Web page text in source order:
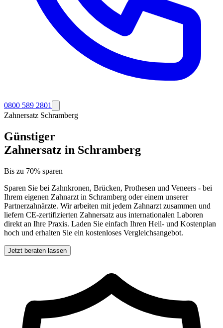
0800 589 2801
Zahnersatz Schramberg
Günstiger
Zahnersatz in Schramberg
Bis zu 70% sparen
Sparen Sie bei Zahnkronen, Brücken, Prothesen und Veneers - bei
Ihrem eigenen Zahnarzt in Schramberg oder einem unserer
Partnerzahnärzte. Wir arbeiten mit jedem Zahnarzt zusammen und
liefern CE-zertifizierten Zahnersatz aus internationalen Laboren
direkt an Ihre Praxis. Laden Sie einfach Ihren Heil- und Kostenplan
hoch und erhalten Sie ein kostenloses Vergleichsangebot.
Jetzt beraten lassen